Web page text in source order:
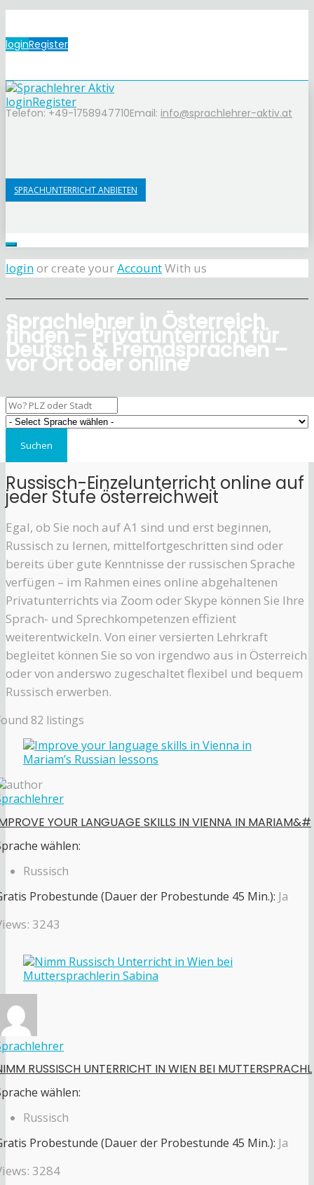
loginRegister
Telefon: +49-1758947710Email: info@sprachlehrer-aktiv.at
loginRegister
SPRACHUNTERRICHT ANBIETEN
loginor create yourAccountWith us
Sprachlehrer in Österreich
finden – Privatunterricht für
Deutsch & Fremdsprachen –
vor Ort oder online
Russisch-Einzelunterricht online auf
jeder Stufe österreichweit
Egal, ob Sie noch auf A1 sind und erst beginnen,
Russisch zu lernen, mittelfortgeschritten sind oder
bereits über gute Kenntnisse der russischen Sprache
verfügen – im Rahmen eines online abgehaltenen
Privatunterrichts via Zoom oder Skype können Sie Ihre
Sprach- und Sprechkompetenzen effizient
weiterentwickeln. Von einer versierten Lehrkraft
begleitet können Sie so von irgendwo aus in Österreich
oder von anderswo zugeschaltet flexibel und bequem
Russisch erwerben.
82 listings
YOUR LANGUAGE SKILLS IN VIENNA IN MARIAM&#
wählen:
Russisch
Probestunde (Dauer der Probestunde 45 Min.): Ja
3243
RUSSISCH UNTERRICHT IN WIEN BEI MUTTERSPRACHL
wählen:
Russisch
Probestunde (Dauer der Probestunde 45 Min.): Ja
3284